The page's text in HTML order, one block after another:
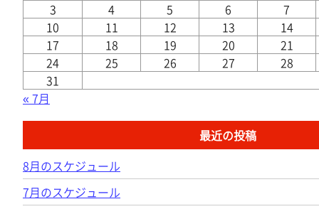
3 4 5 6
7
10
11 12 13
14
17
18 19 20
21
24
25 26 27
28
31
« 7月
最近の投稿
8月のスケジュール
7月のスケジュール